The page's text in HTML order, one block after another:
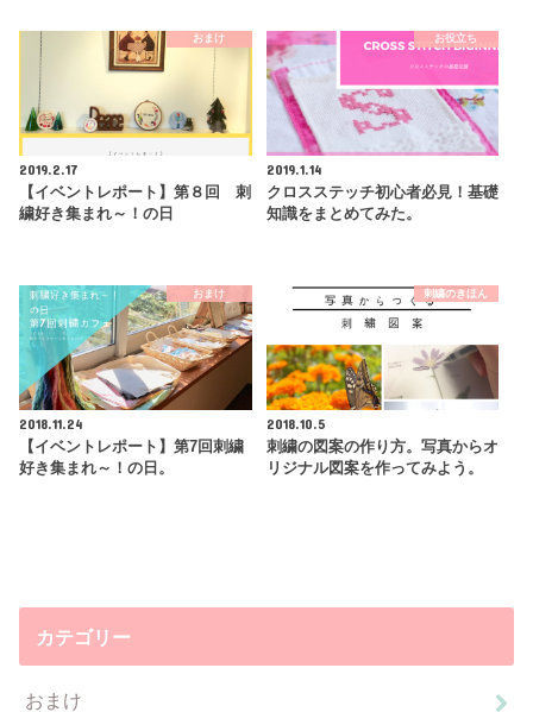
おまけ
2019.2.17
【イベントレポート】第８回 刺
繍好き集まれ～！の日
お役立ち
2019.1.14
クロスステッチ初心者必見！基礎
知識をまとめてみた。
おまけ
2018.11.24
【イベントレポート】第7回刺繍
好き集まれ～！の日。
刺繍のきほん
2018.10.5
刺繍の図案の作り方。写真からオ
リジナル図案を作ってみよう。
カテゴリー
おまけ